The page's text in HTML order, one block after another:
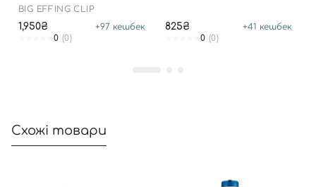
BIG EFFING CLIP
1,950₴ +97 кешбек
0 (0)
825₴ +41 кешбек
0 (0)
Схожі товари
Увійти за допомогою e-mail